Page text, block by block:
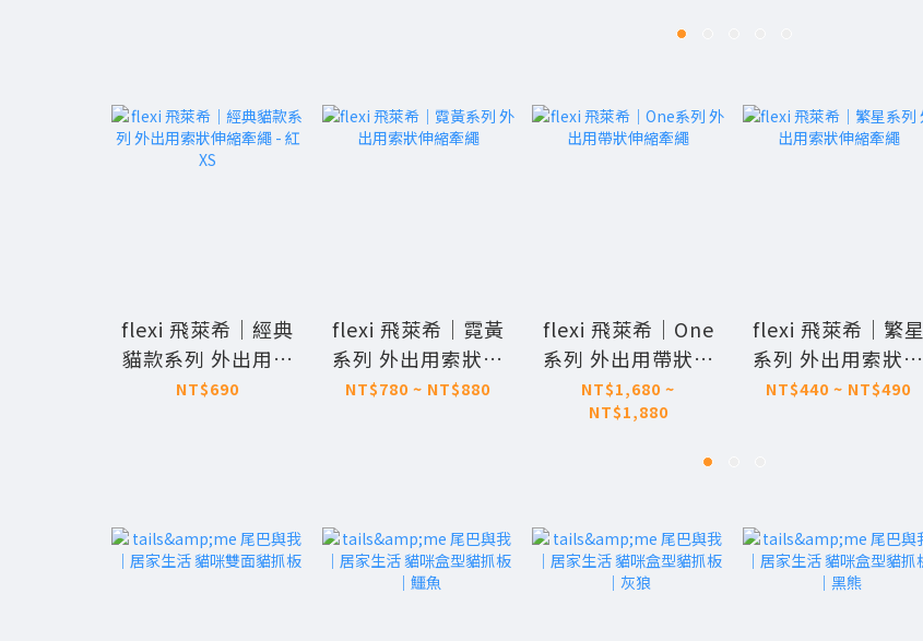
flexi 飛萊希｜經典
貓款系列 外出用索
狀伸縮牽繩 - 紅XS
NT$690
flexi 飛萊希｜霓黃
系列 外出用索狀伸
縮牽繩
NT$780 ~ NT$880
flexi 飛萊希｜One
系列 外出用帶狀伸
縮牽繩
NT$1,680 ~
NT$1,880
flexi 飛萊希｜繁星
系列 外出用索狀伸
縮牽繩
NT$440 ~ NT$490